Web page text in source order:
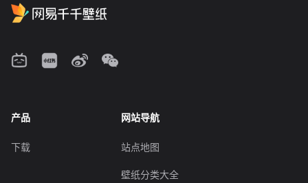
产品
下载
网站导航
站点地图
壁纸分类大全